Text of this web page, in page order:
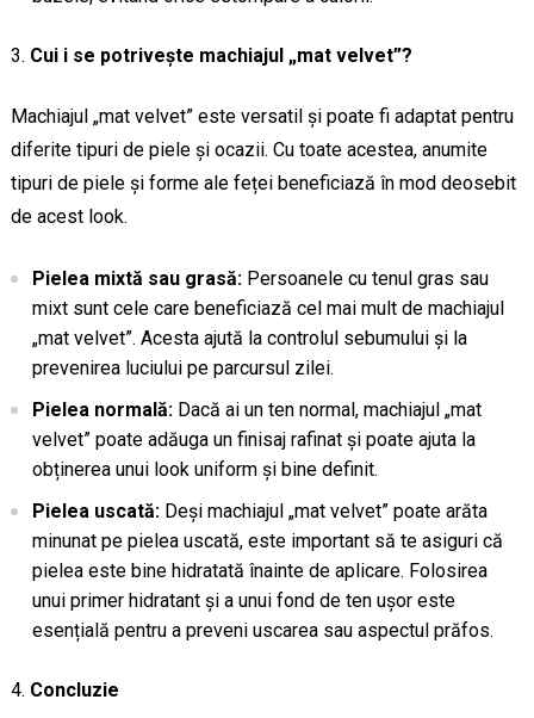
Cui i se potrivește machiajul „mat velvet”?
Machiajul „mat velvet” este versatil și poate fi adaptat pentru
diferite tipuri de piele și ocazii. Cu toate acestea, anumite
tipuri de piele și forme ale feței beneficiază în mod deosebit
de acest look.
Pielea mixtă sau grasă:Persoanele cu tenul gras sau
mixt sunt cele care beneficiază cel mai mult de machiajul
„mat velvet”. Acesta ajută la controlul sebumului și la
prevenirea luciului pe parcursul zilei.
Pielea normală:Dacă ai un ten normal, machiajul „mat
velvet” poate adăuga un finisaj rafinat și poate ajuta la
obținerea unui look uniform și bine definit.
Pielea uscată:Deși machiajul „mat velvet” poate arăta
minunat pe pielea uscată, este important să te asiguri că
pielea este bine hidratată înainte de aplicare. Folosirea
unui primer hidratant și a unui fond de ten ușor este
esențială pentru a preveni uscarea sau aspectul prăfos.
Concluzie